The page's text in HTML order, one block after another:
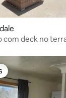
deck no